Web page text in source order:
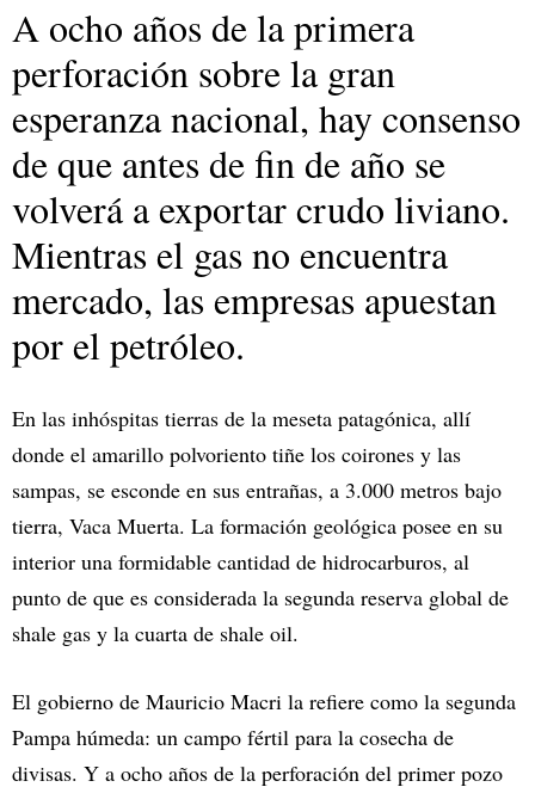
A ocho años de la primera
perforación sobre la gran
esperanza nacional, hay consenso
de que antes de fin de año se
volverá a exportar crudo liviano.
Mientras el gas no encuentra
mercado, las empresas apuestan
por el petróleo.
En las inhóspitas tierras de la meseta patagónica, allí
donde el amarillo polvoriento tiñe los coirones y las
sampas, se esconde en sus entrañas, a 3.000 metros bajo
tierra, Vaca Muerta. La formación geológica posee en su
interior una formidable cantidad de hidrocarburos, al
punto de que es considerada la segunda reserva global de
shale gas y la cuarta de shale oil.
El gobierno de Mauricio Macri la refiere como la segunda
Pampa húmeda: un campo fértil para la cosecha de
divisas. Y a ocho años de la perforación del primer pozo